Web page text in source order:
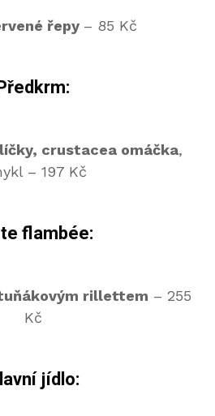
řepy – 85 Kč
crustacea omáčka,
– 197 Kč
flambée:
rillettem – 255
Kč
jídlo: